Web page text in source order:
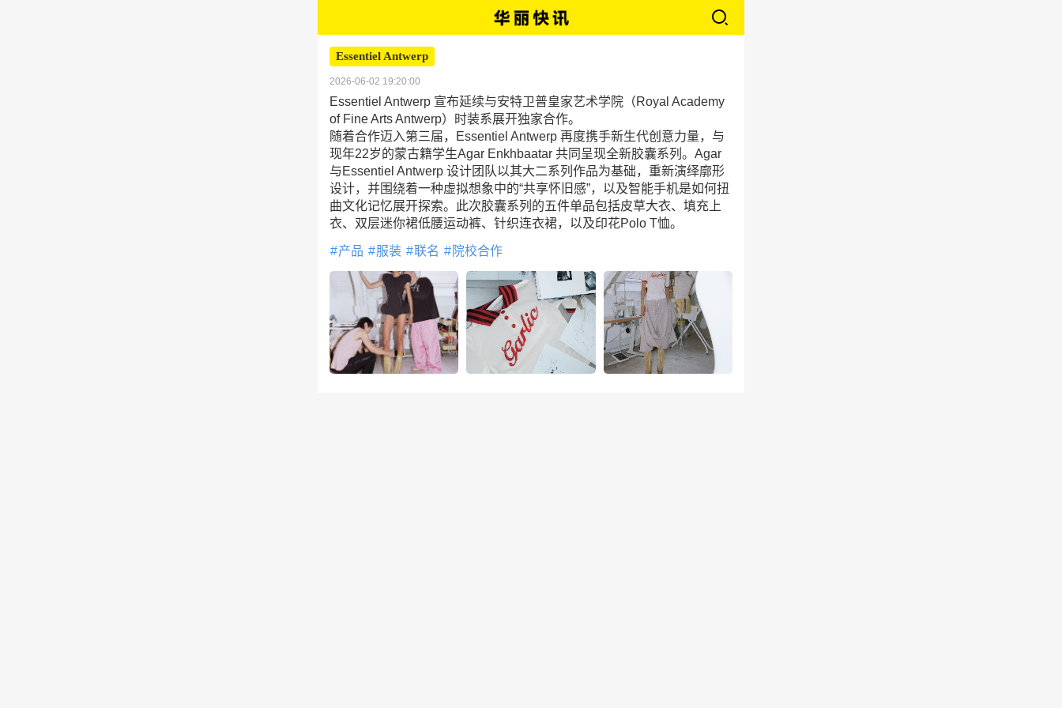
Essentiel Antwerp
2026-06-02 19:20:00
Essentiel Antwerp 宣布延续与安特卫普皇家艺术学院（Royal Academy
of Fine Arts Antwerp）时装系展开独家合作。
随着合作迈入第三届，Essentiel Antwerp 再度携手新生代创意力量，与
现年22岁的蒙古籍学生Agar Enkhbaatar 共同呈现全新胶囊系列。Agar
与Essentiel Antwerp 设计团队以其大二系列作品为基础，重新演绎廓形
设计，并围绕着一种虚拟想象中的“共享怀旧感”，以及智能手机是如何扭
曲文化记忆展开探索。此次胶囊系列的五件单品包括皮草大衣、填充上
衣、双层迷你裙低腰运动裤、针织连衣裙，以及印花Polo T恤。
产品 服装 联名 院校合作